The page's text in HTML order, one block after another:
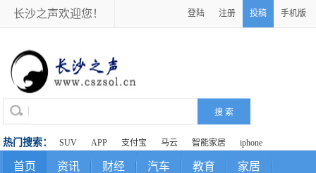
长沙之声欢迎您！ 登陆 注册 投稿 手机版
热门搜索： SUV APP 支付宝 马云 智能家居 iphone
首页 资讯 财经 汽车 教育 家居